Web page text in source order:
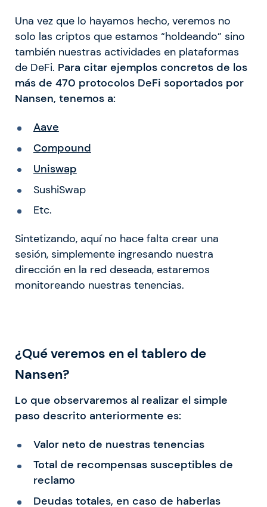
Una vez que lo hayamos hecho, veremos no
solo las criptos que estamos “holdeando” sino
también nuestras actividades en plataformas
de DeFi. Para citar ejemplos concretos de los
más de 470 protocolos DeFi soportados por
Nansen, tenemos a:
Aave
Compound
Uniswap
SushiSwap
Etc.
Sintetizando, aquí no hace falta crear una
sesión, simplemente ingresando nuestra
dirección en la red deseada, estaremos
monitoreando nuestras tenencias.
¿Qué veremos en el tablero de
Nansen?
Lo que observaremos al realizar el simple
paso descrito anteriormente es:
Valor neto de nuestras tenencias
Total de recompensas susceptibles de
reclamo
Deudas totales, en caso de haberlas